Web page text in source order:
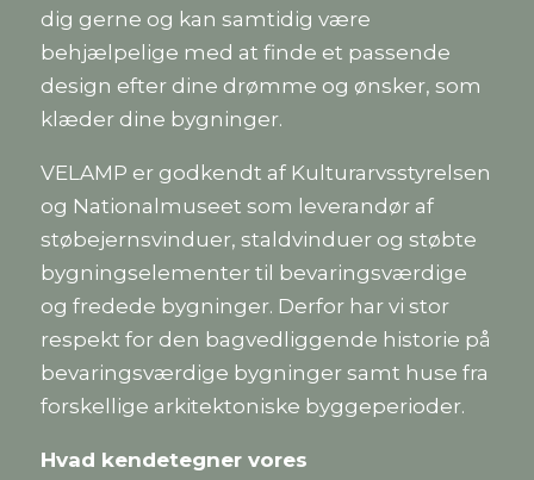
dig gerne og kan samtidig være
behjælpelige med at finde et passende
design efter dine drømme og ønsker, som
klæder dine bygninger.
VELAMP er godkendt af Kulturarvsstyrelsen
og Nationalmuseet som leverandør af
støbejernsvinduer, staldvinduer og støbte
bygningselementer til bevaringsværdige
og fredede bygninger. Derfor har vi stor
respekt for den bagvedliggende historie på
bevaringsværdige bygninger samt huse fra
forskellige arkitektoniske byggeperioder.
Hvad kendetegner vores